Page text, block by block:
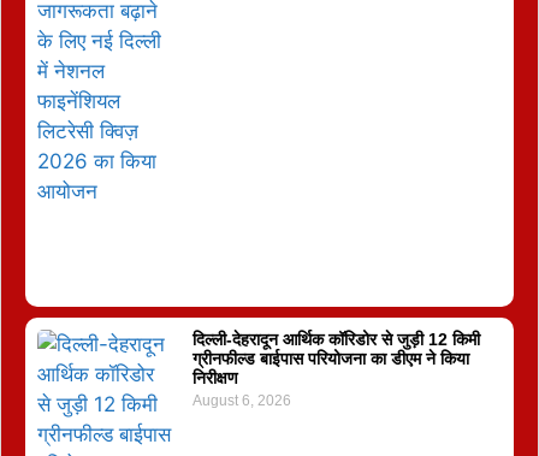
दिल्ली-देहरादून आर्थिक कॉरिडोर से जुड़ी 12 किमी
ग्रीनफील्ड बाईपास परियोजना का डीएम ने किया
निरीक्षण
August 6, 2026